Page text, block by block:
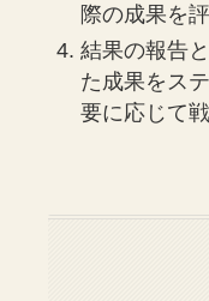
際の成果を
結果の報告
た成果をス
要に応じて